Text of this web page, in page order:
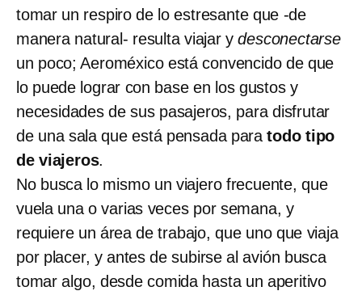
tomar un respiro de lo estresante que -de
manera natural- resulta viajar ydesconectarse
un poco; Aeroméxico está convencido de que
lo puede lograr con base en los gustos y
necesidades de sus pasajeros, para disfrutar
de una sala que está pensada paratodo tipo
de viajeros.
No busca lo mismo un viajero frecuente, que
vuela una o varias veces por semana, y
requiere un área de trabajo, que uno que viaja
por placer, y antes de subirse al avión busca
tomar algo, desde comida hasta un aperitivo